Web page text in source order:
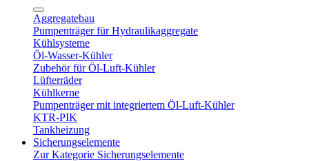
Aggregatebau
Pumpenträger für Hydraulikaggregate
Kühlsysteme
Öl-Wasser-Kühler
Zubehör für Öl-Luft-Kühler
Lüfterräder
Kühlkerne
Pumpenträger mit integriertem Öl-Luft-Kühler
KTR-PIK
Tankheizung
Sicherungselemente
Zur Kategorie Sicherungselemente